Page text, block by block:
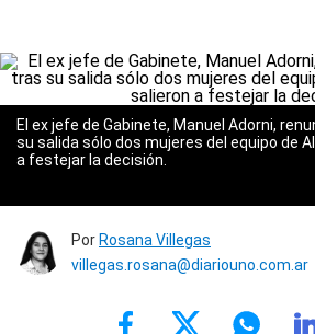
El ex jefe de Gabinete, Manuel Adorni,
su salida sólo dos mujeres del equipo de
a festejar la decisión.
Por Rosana Villegas
villegas.rosana@diariouno.com.ar